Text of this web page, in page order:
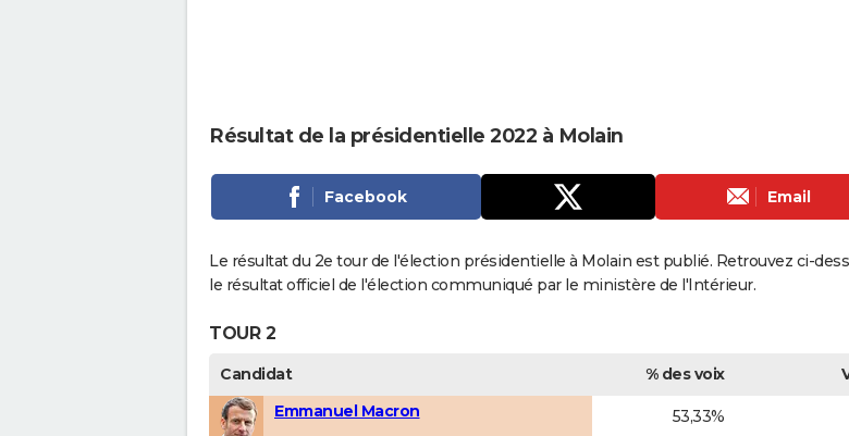
Résultat de la présidentielle 2022 à Molain
Facebook Email
Le résultat du 2e tour de l'élection présidentielle à Molain est publié. Retrouvez ci-
le résultat officiel de l'élection communiqué par le ministère de l'Intérieur.
TOUR 2
Candidat % des voix
Emmanuel Macron
53,33%